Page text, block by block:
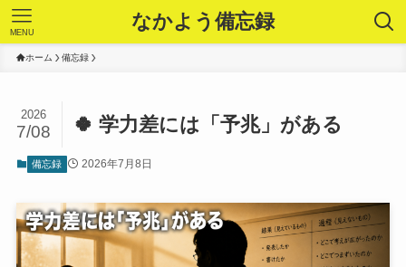
なかよう備忘録
MENU
ホーム 備忘録
🍀 学力差には「予兆」がある
2026
7/08
備忘録 2026年7月8日